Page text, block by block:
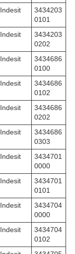
Indesit
3434203
0101
Indesit
3434203
0202
Indesit
3434686
0100
Indesit
3434686
0102
Indesit
3434686
0202
Indesit
3434686
0303
Indesit
3434701
0000
Indesit
3434701
0101
Indesit
3434704
0000
Indesit
3434704
0102